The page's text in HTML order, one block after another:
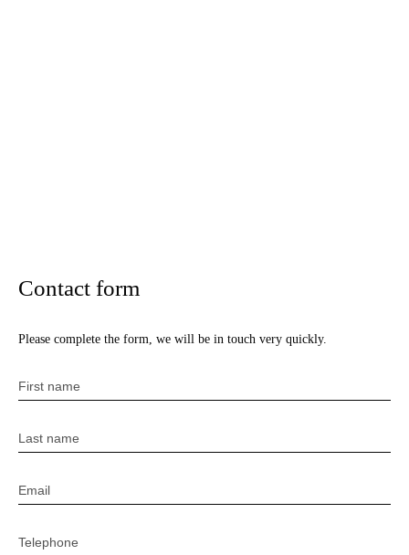
Contact form
Please complete the form, we will be in touch very quickly.
First name
Last name
Email
Telephone